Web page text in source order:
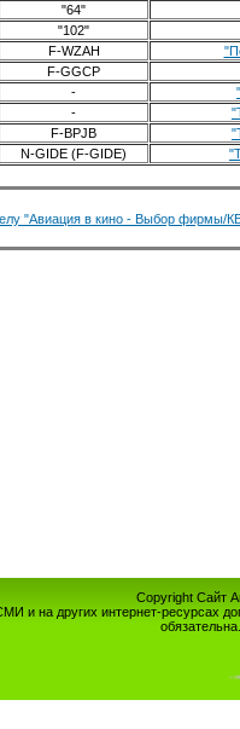
"64"
"102"
F-WZAH
F-GGCP
-
-
F-BPJB
N-GIDE (F-GIDE)
"Авиация в кино - Выбор фирмы/КБ
Copyright Сайт
и на других интернет-ресурсах
обязательна.